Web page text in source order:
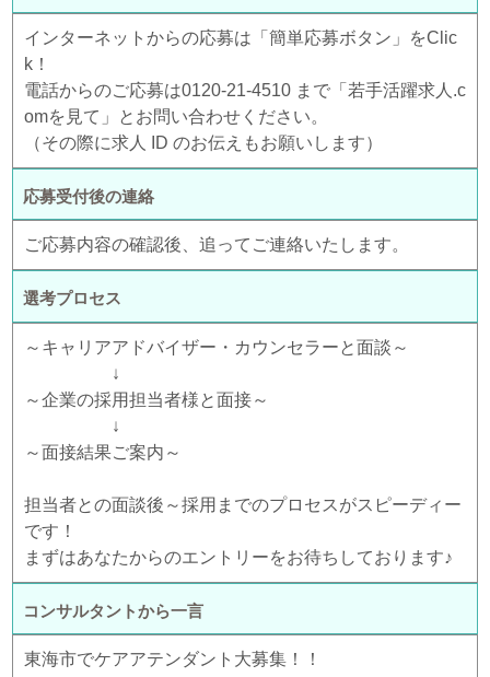
インターネットからの応募は「簡単応募ボタン」をClic
k！
電話からのご応募は0120-21-4510 まで「若手活躍求人.c
omを見て」とお問い合わせください。
（その際に求人 ID のお伝えもお願いします）
応募受付後の連絡
ご応募内容の確認後、追ってご連絡いたします。
選考プロセス
～キャリアアドバイザー・カウンセラーと面談～
↓
～企業の採用担当者様と面接～
↓
～面接結果ご案内～
担当者との面談後～採用までのプロセスがスピーディー
です！
まずはあなたからのエントリーをお待ちしております♪
コンサルタントから一言
東海市でケアアテンダント大募集！！